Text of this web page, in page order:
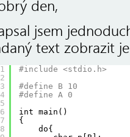
den,
jsem
text zobrazit
1
2
3
4
5
6
7
8
#include <stdio.h>
#define B 10
#define A 0
int main()
{
do{